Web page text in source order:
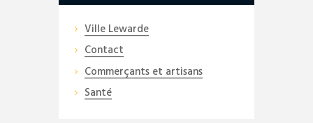
Ville Lewarde
Contact
Commerçants et artisans
Santé